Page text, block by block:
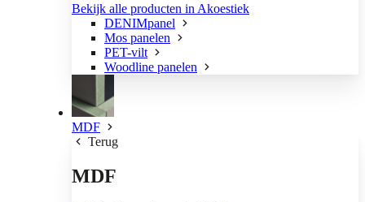
Bekijk alle producten in Akoestiek
DENIMpanel
Mos panelen
PET-vilt
Woodline panelen
MDF
Terug
MDF